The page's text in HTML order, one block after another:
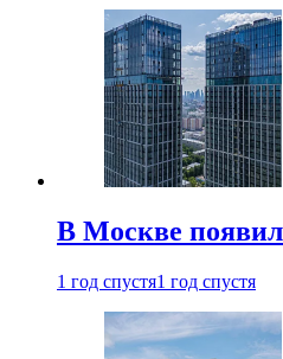
В Москве
1 год спустя1 год спустя